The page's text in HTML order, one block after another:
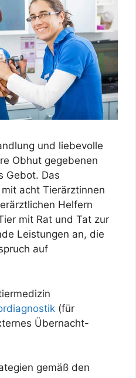
und liebevolle
Obhut gegebenen
Gebot. Das
acht Tierärztinnen
Helfern
mit Rat und Tat zur
Leistungen an, die
auf
(für
Übernacht-
gemäß den